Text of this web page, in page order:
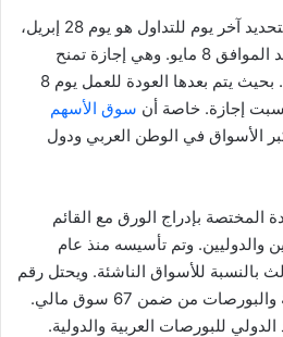
قامت هيئة الأسواق المالية بتحديد آخر يوم للتداول هو يوم 28 إبريل،
حيث تستمر الإجارة ليوم الحد الموافق 8 مايو. وهي إجازة تمنح
للمواطنين عبارة عن 10 أيام. بحيث يتم بعدها العودة للعمل يوم 8
إجازة. خاصة أن سوق الأسهم
الأسواق في الوطن العربي ودول
المختصة بإدراج الورق مع القائم
والدوليين. وتم تأسيسه منذ عام
بالنسبة للأسواق الناشئة. ويحتل رقم
9 في السواق المالية الدولية والبورصات من ضمن 67 سوق مالي.
للبورصات العربية والدولية.